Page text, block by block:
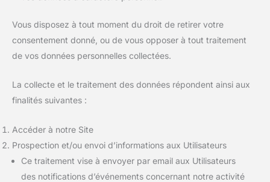
Vous disposez à tout moment du droit de retirer votre
consentement donné, ou de vous opposer à tout traitement
de vos données personnelles collectées.
La collecte et le traitement des données répondent ainsi aux
finalités suivantes :
Accéder à notre Site
Prospection et/ou envoi d’informations aux Utilisateurs
Ce traitement vise à envoyer par email aux Utilisateurs
des notifications d’événements concernant notre activité